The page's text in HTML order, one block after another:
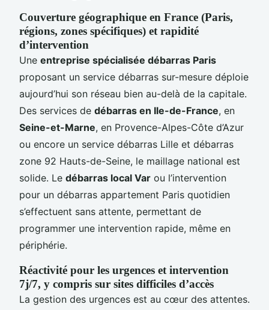
Couverture géographique en France (Paris,
régions, zones spécifiques) et rapidité
d’intervention
Une entreprise spécialisée débarras Paris
proposant un service débarras sur-mesure déploie
aujourd’hui son réseau bien au-delà de la capitale.
Des services de débarras en Ile-de-France, en
Seine-et-Marne, en Provence-Alpes-Côte d’Azur
ou encore un service débarras Lille et débarras
zone 92 Hauts-de-Seine, le maillage national est
solide. Le débarras local Var ou l’intervention
pour un débarras appartement Paris quotidien
s’effectuent sans attente, permettant de
programmer une intervention rapide, même en
périphérie.
Réactivité pour les urgences et intervention
7j/7, y compris sur sites difficiles d’accès
La gestion des urgences est au cœur des attentes.